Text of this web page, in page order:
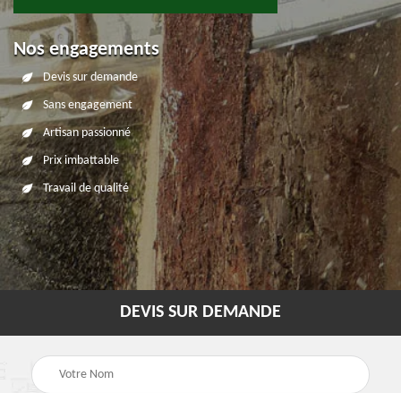
Nos engagements
Devis sur demande
Sans engagement
Artisan passionné
Prix imbattable
Travail de qualité
DEVIS SUR DEMANDE